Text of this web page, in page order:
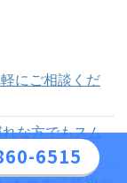
にご相談くだ
な方でもスム
6515